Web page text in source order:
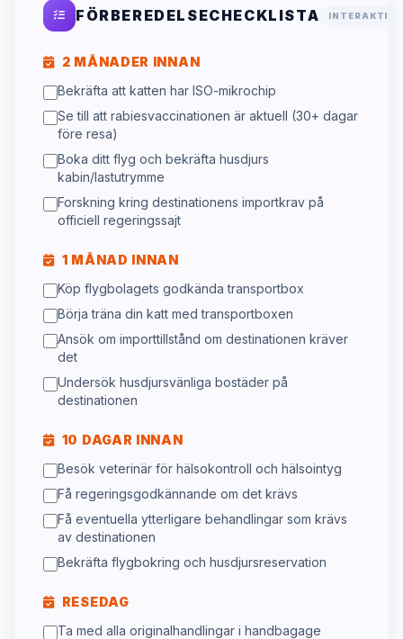
FÖRBEREDELSECHECKLISTA INTERAKTIV
2 MÅNADER INNAN
Bekräfta att katten har ISO-mikrochip
Se till att rabiesvaccinationen är aktuell (30+ dagar
före resa)
Boka ditt flyg och bekräfta husdjurs
kabin/lastutrymme
Forskning kring destinationens importkrav på
officiell regeringssajt
1 MÅNAD INNAN
Köp flygbolagets godkända transportbox
Börja träna din katt med transportboxen
Ansök om importtillstånd om destinationen kräver
det
Undersök husdjursvänliga bostäder på
destinationen
10 DAGAR INNAN
Besök veterinär för hälsokontroll och hälsointyg
Få regeringsgodkännande om det krävs
Få eventuella ytterligare behandlingar som krävs
av destinationen
Bekräfta flygbokring och husdjursreservation
RESEDAG
Ta med alla originalhandlingar i handbagage